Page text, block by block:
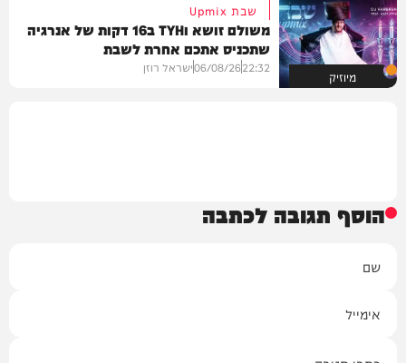
מיוזיק
שבת Upmix
משולם זושא וTYH ב16 דקות של אנרגיה
שתכניס אתכם אחרת לשבת
22:32
06/08/26ישראל רוזן
הוסף תגובה לכתבה